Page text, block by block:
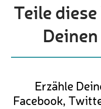
Teile
Erzähle
Facebook,